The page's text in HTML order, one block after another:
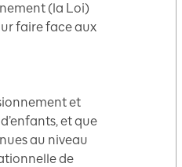
(la Loi)
faire face aux
et
et que
au niveau
de